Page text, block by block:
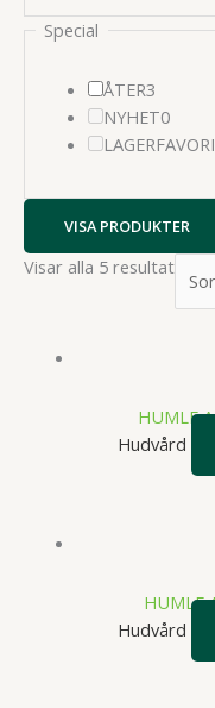
Special
ÅTER33
NYHET00
VISA PRODUKTER
Visar alla 5 resultat
efter
HUMLE
Hudvård
HUMLE
Hudvård